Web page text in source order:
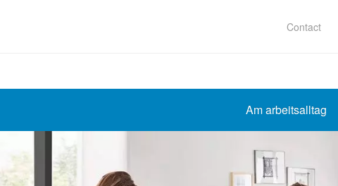
Contact
Am arbeitsalltag